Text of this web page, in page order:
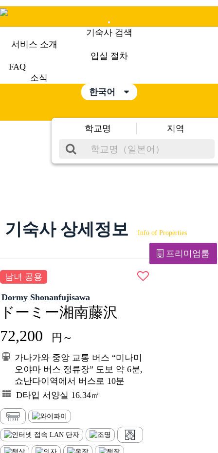
Mobile
Menu
기숙사 검색
서비스 소개
입실 절차
FAQ
소식
한국어
학교명 지역
기숙사 상세정보 Info of Properties
프리미엄룸
남녀 공용
Dormy Shonanfujisawa
ドーミー湘南藤沢
72,200 円～
가나가와 중앙 교통 버스 “미나미
오야마 버스 정류장” 도보 약 6분,
쇼난다이역에서 버스로 10분
D타입 서양실 16.34㎡